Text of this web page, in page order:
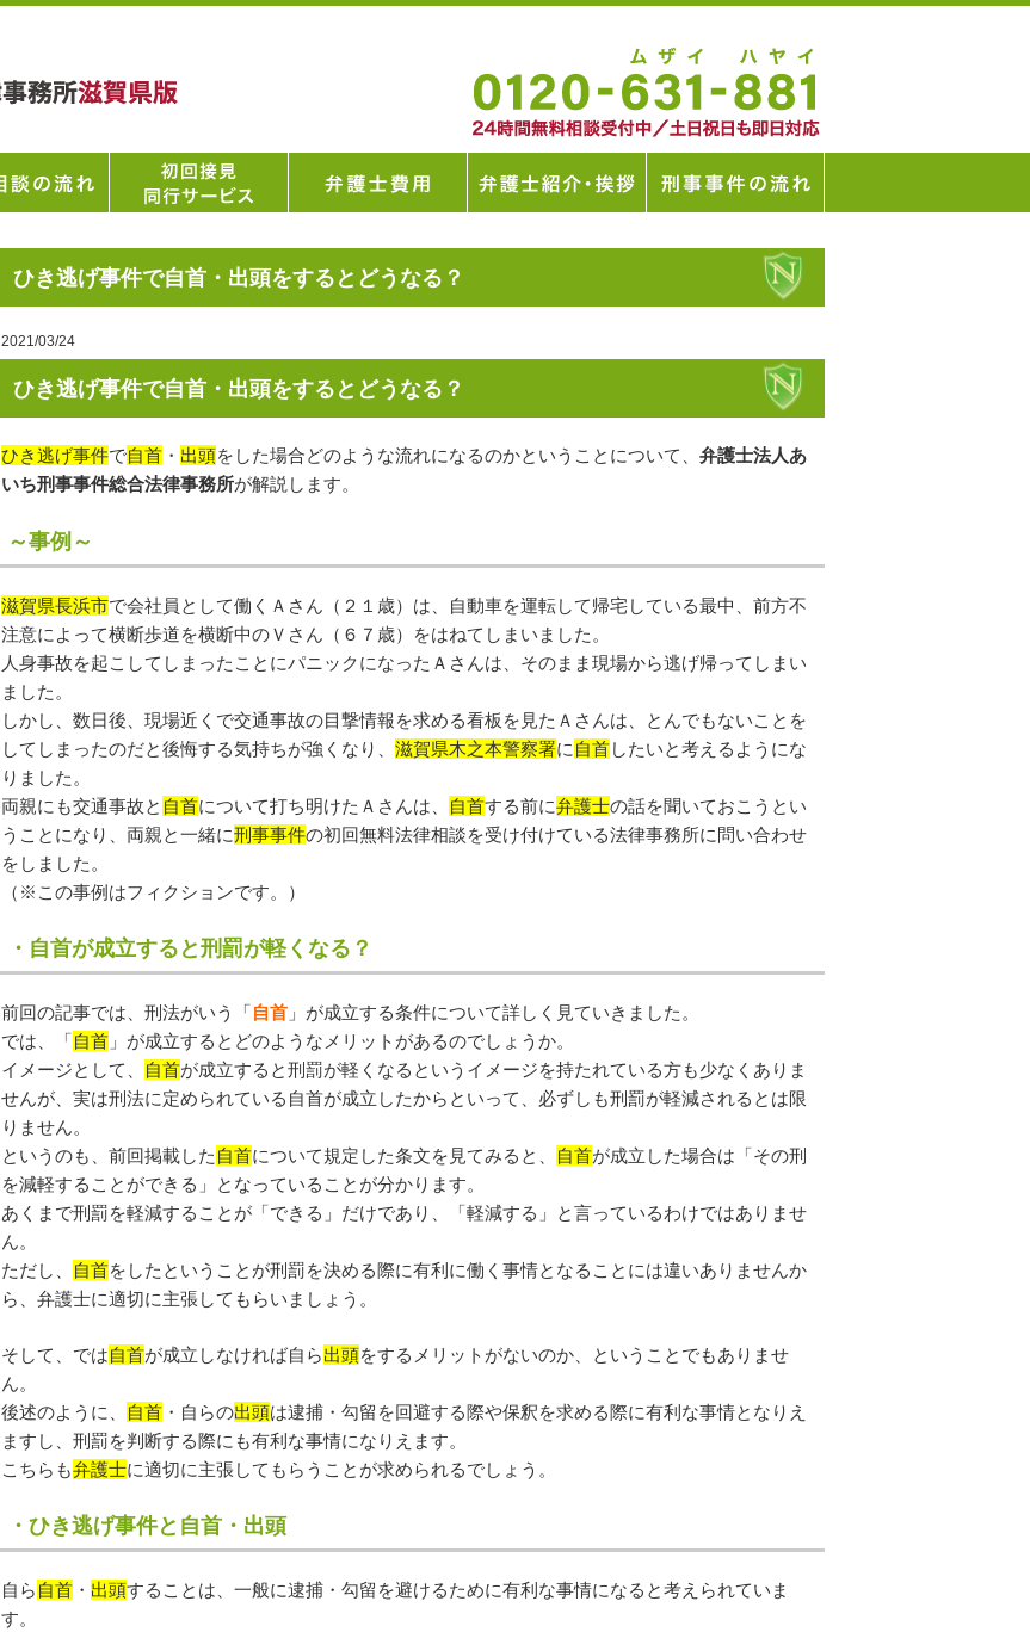
ひき逃げ事件で自首・出頭をするとどうなる？
2021/03/24
ひき逃げ事件で自首・出頭をするとどうなる？
ひき逃げ事件で自首 ・ 出頭をした場合どのような流れになるのかということについて、 弁護士法人あ
いち刑事事件総合法律事務所が解説します。
～事例～
滋賀県長浜市で会社員として働くＡさん（２１歳）は、自動車を運転して帰宅している最中、前方不
注意によって横断歩道を横断中のＶさん（６７歳）をはねてしまいました。
人身事故を起こしてしまったことにパニックになったＡさんは、そのまま現場から逃げ帰ってしまい
ました。
しかし、数日後、現場近くで交通事故の目撃情報を求める看板を見たＡさんは、とんでもないことを
してしまったのだと後悔する気持ちが強くなり、 滋賀県木之本警察署に 自首したいと考えるようにな
りました。
両親にも交通事故と 自首について打ち明けたＡさんは、 自首する前に弁護士の話を聞いておこうとい
うことになり、両親と一緒に刑事事件の初回無料法律相談を受け付けている法律事務所に問い合わせ
をしました。
（※この事例はフィクションです。）
・自首が成立すると刑罰が軽くなる？
前回の記事では、刑法がいう「自首 」が成立する条件について詳しく見ていきました。
では、「自首 」が成立するとどのようなメリットがあるのでしょうか。
イメージとして、
自首が成立すると刑罰が軽くなるというイメージを持たれている方も少なくありま
せんが、実は刑法に定められている自首が成立したからといって、必ずしも刑罰が軽減されるとは限
りません。
というのも、前回掲載した 自首について規定した条文を見てみると、 自首が成立した場合は「その刑
を減軽することができる」となっていることが分かります。
あくまで刑罰を軽減することが「できる」だけであり、「軽減する」と言っているわけではありませ
ん。
ただし、
自首をしたということが刑罰を決める際に有利に働く事情となることには違いありませんか
ら、弁護士に適切に主張してもらいましょう。
そして、では自首が成立しなければ自ら出頭をするメリットがないのか、ということでもありませ
ん。
後述のように、
自首 ・自らの出頭は逮捕・勾留を回避する際や保釈を求める際に有利な事情となりえ
ますし、刑罰を判断する際にも有利な事情になりえます。
こちらも弁護士に適切に主張してもらうことが求められるでしょう。
・ひき逃げ事件と自首・出頭
自ら 自首 ・ 出頭することは、一般に逮捕・勾留を避けるために有利な事情になると考えられていま
す。